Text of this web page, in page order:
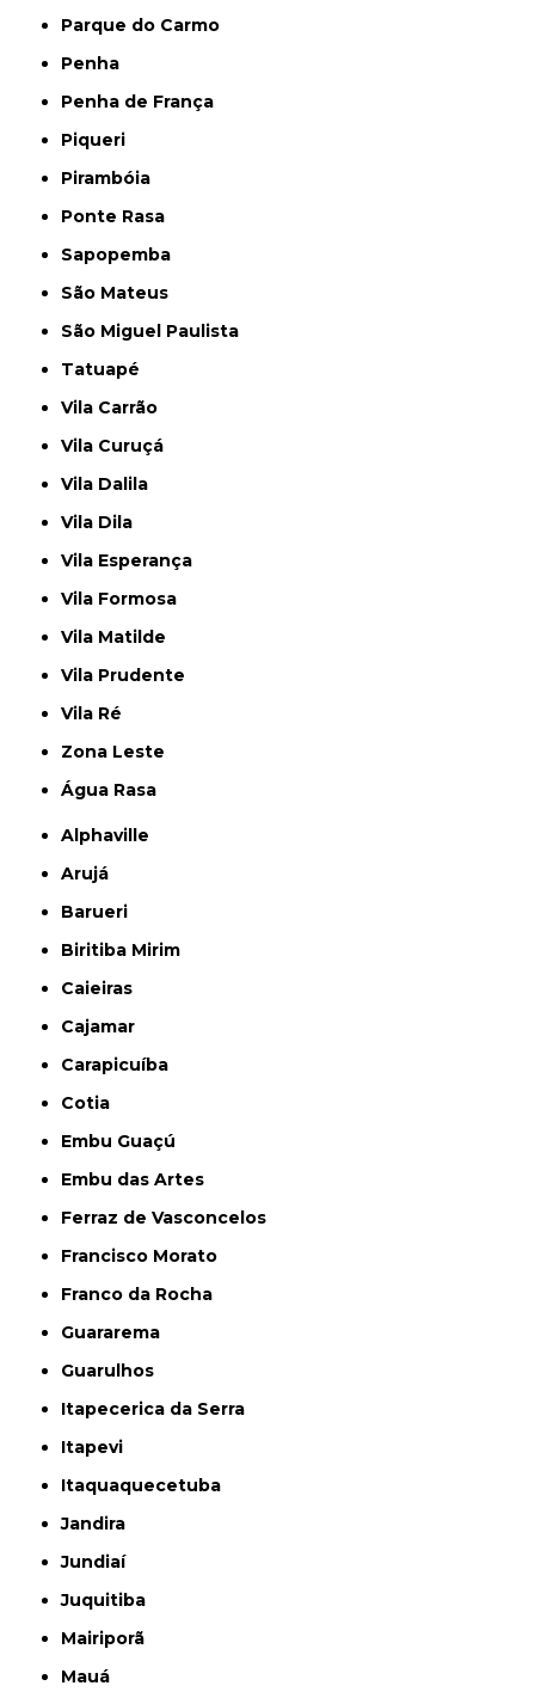
Parque do Carmo
Penha
Penha de França
Piqueri
Pirambóia
Ponte Rasa
Sapopemba
São Mateus
São Miguel Paulista
Tatuapé
Vila Carrão
Vila Curuçá
Vila Dalila
Vila Dila
Vila Esperança
Vila Formosa
Vila Matilde
Vila Prudente
Vila Ré
Zona Leste
Água Rasa
Alphaville
Arujá
Barueri
Biritiba Mirim
Caieiras
Cajamar
Carapicuíba
Cotia
Embu Guaçú
Embu das Artes
Ferraz de Vasconcelos
Francisco Morato
Franco da Rocha
Guararema
Guarulhos
Itapecerica da Serra
Itapevi
Itaquaquecetuba
Jandira
Jundiaí
Juquitiba
Mairiporã
Mauá